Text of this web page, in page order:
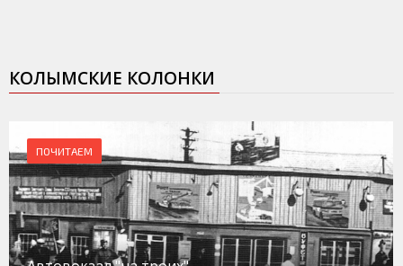
КОЛЫМСКИЕ КОЛОНКИ
ПОЧИТАЕМ